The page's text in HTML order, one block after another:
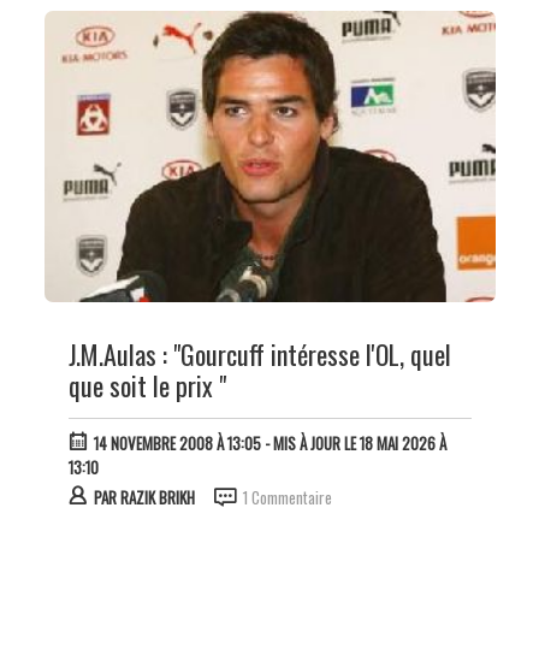
J.M.Aulas : "Gourcuff intéresse l'OL, quel
que soit le prix "
14 NOVEMBRE 2008 À 13:05- MIS À JOUR LE 18 MAI 2026 À
13:10
PARRAZIK BRIKH 1 Commentaire